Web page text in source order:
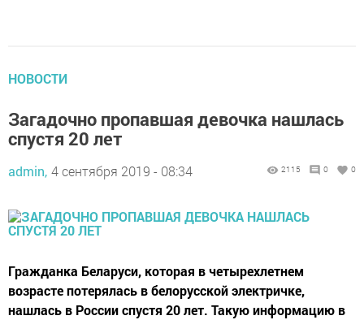
НОВОСТИ
Загадочно пропавшая девочка нашлась
спустя 20 лет
admin, 4 сентября 2019 - 08:34 2115 0 0
Гражданка Беларуси, которая в четырехлетнем
возрасте потерялась в белорусской электричке,
нашлась в России спустя 20 лет. Такую информацию в